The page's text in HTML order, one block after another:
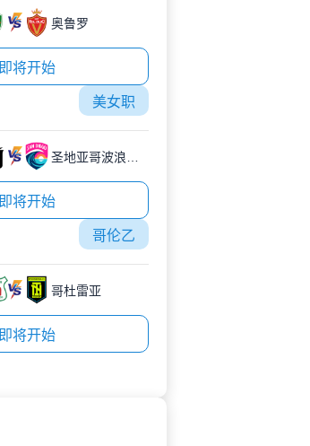
奥鲁罗
即将开始
美女职
即将开始
哥伦乙
哥杜雷亚
即将开始